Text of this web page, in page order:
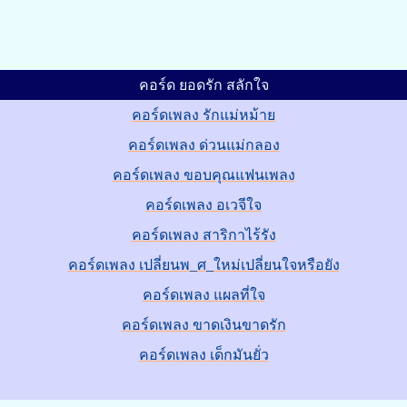
คอร์ด ยอดรัก สลักใจ
คอร์ดเพลง รักแม่หม้าย
คอร์ดเพลง ด่วนแม่กลอง
คอร์ดเพลง ขอบคุณแฟนเพลง
คอร์ดเพลง อเวจีใจ
คอร์ดเพลง สาริกาไร้รัง
คอร์ดเพลง เปลี่ยนพ_ศ_ใหม่เปลี่ยนใจหรือยัง
คอร์ดเพลง แผลที่ใจ
คอร์ดเพลง ขาดเงินขาดรัก
คอร์ดเพลง เด็กมันยั่ว